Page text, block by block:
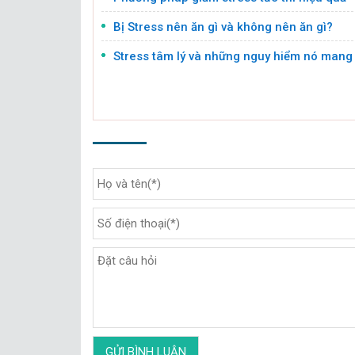
Bị Stress nên ăn gì và không nên ăn gì?
Stress tâm lý và những nguy hiểm nó